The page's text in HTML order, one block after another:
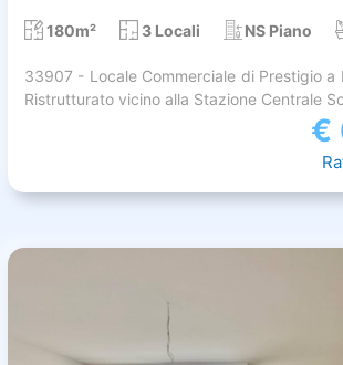
180m² 3 Locali NS Piano
33907 - Locale Commerciale di Prestigio a
Ristrutturato vicino alla Stazione Centrale
€